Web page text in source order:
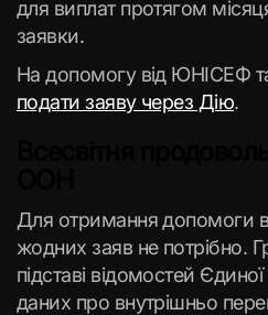
для виплат протягом
заявки.
На допомогу від ЮНІСЕФ
подати заяву через Дію.
Для отримання допомоги
жодних заяв не потрібно.
підставі відомостей
даних про внутрішньо